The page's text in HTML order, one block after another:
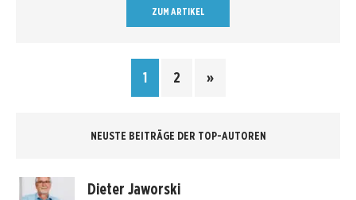
ZUM ARTIKEL
1 2 »
NEUSTE BEITRÄGE DER TOP-AUTOREN
Dieter Jaworski